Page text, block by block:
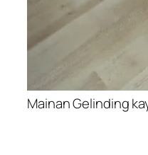
Mainan Gelinding